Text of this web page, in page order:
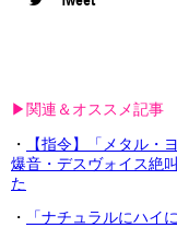
▶︎関連＆オススメ記事
・
【指令】「メタル・
爆音・デスヴォイス絶
た
・
「ナチュラルにハイ